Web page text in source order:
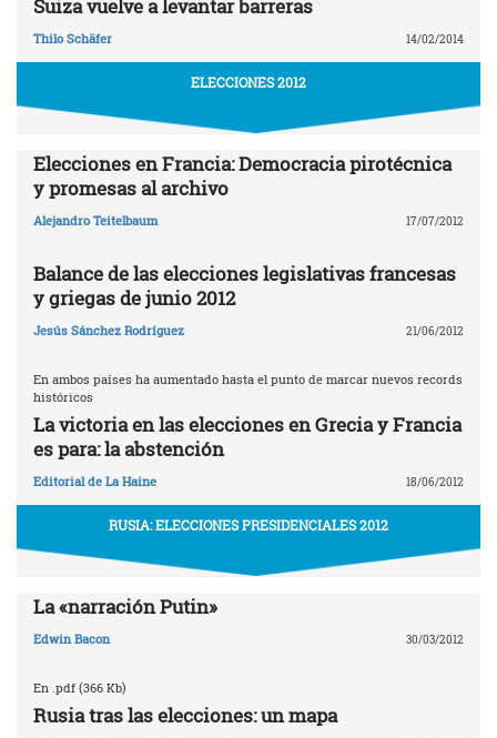
Suiza vuelve a levantar barreras
Thilo Schäfer 14/02/2014
ELECCIONES 2012
Elecciones en Francia: Democracia pirotécnica
y promesas al archivo
Alejandro Teitelbaum 17/07/2012
Balance de las elecciones legislativas francesas
y griegas de junio 2012
Jesús Sánchez Rodríguez 21/06/2012
En ambos países ha aumentado hasta el punto de marcar nuevos records
históricos
La victoria en las elecciones en Grecia y Francia
es para: la abstención
Editorial de La Haine 18/06/2012
RUSIA: ELECCIONES PRESIDENCIALES 2012
La «narración Putin»
Edwin Bacon 30/03/2012
En .pdf (366 Kb)
Rusia tras las elecciones: un mapa